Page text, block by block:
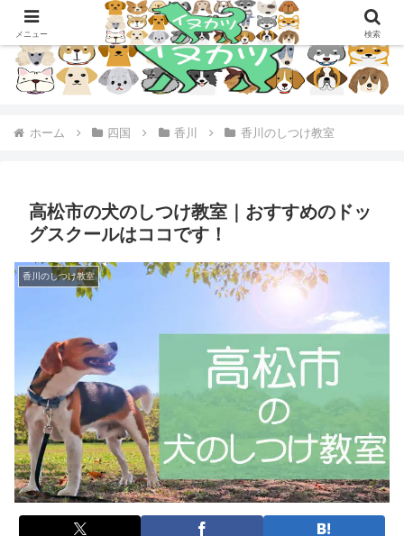
ホーム 四国 香川 香川のしつけ教室
高松市の犬のしつけ教室｜おすすめのドッ
グスクールはココです！
香川のしつけ教室
メニュー 検索